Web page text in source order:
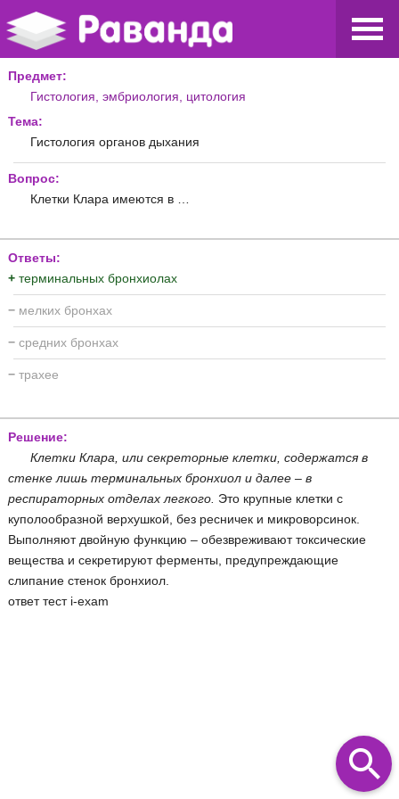
Предмет:
Гистология, эмбриология, цитология
Тема:
Гистология органов дыхания
Вопрос:
Клетки Клара имеются в …
Ответы:
+ терминальных бронхиолах
− мелких бронхах
− средних бронхах
− трахее
Решение:
Клетки Клара, или секреторные клетки, содержатся в
стенке лишь терминальных бронхиол и далее – в
респираторных отделах легкого. Это крупные клетки с
куполообразной верхушкой, без ресничек и микроворсинок.
Выполняют двойную функцию – обезвреживают токсические
вещества и секретируют ферменты, предупреждающие
слипание стенок бронхиол.
ответ тест i-exam